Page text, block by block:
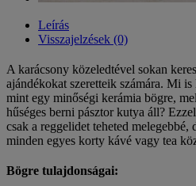
Leírás
Visszajelzések (0)
A karácsony közeledtével sokan
ajándékokat szeretteik számára. Mi is
mint egy minőségi kerámia bögre,
hűséges berni pásztor kutya áll?
csak a reggelidet teheted melegebbé,
minden egyes korty kávé vagy tea
Bögre tulajdonságai: